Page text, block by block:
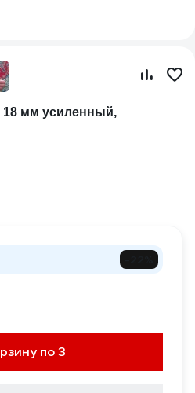
18 мм усиленный,
по 3